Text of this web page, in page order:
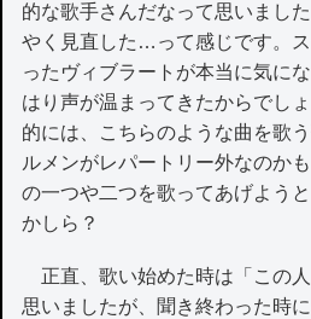
的な歌手さんだなって思いまし
やく見直した…って感じです。
ったヴィブラートが本当に気に
はり声が温まってきたからでし
的には、こちらのような曲を歌
ルメンがレパートリー外なのか
の一つや二つを歌ってあげよう
かしら？
正直、歌い始めた時は「この
思いましたが、聞き終わった時